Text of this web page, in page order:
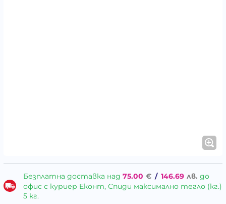
Безплатна доставка над 75.00 € / 146.69 лв. до
офис с куриер Еконт, Спиди максимално тегло (кг.)
5 кг.